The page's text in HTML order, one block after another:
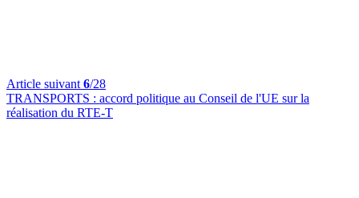
Article suivant 6/28
TRANSPORTS : accord politique au Conseil de l'UE sur la
réalisation du RTE-T